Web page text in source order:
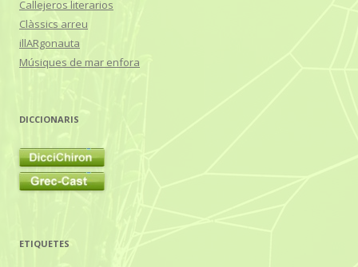
Callejeros literarios
Clàssics arreu
illARgonauta
Músiques de mar enfora
DICCIONARIS
ETIQUETES